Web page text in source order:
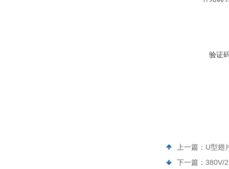
验证
上一篇： U型翅
下一篇： 380V/